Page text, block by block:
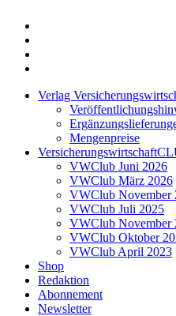
Verlag
Mengenpreise
VWClub Juni 2026
VWClub März 2026
VWClub November
VWClub Juli 2025
VWClub November
VWClub Oktober
VWClub April 2023
Shop
Redaktion
Abonnement
Newsletter